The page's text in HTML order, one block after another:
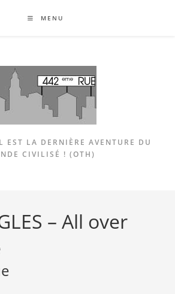
MENU
EST LA DERNIÈRE AVENTURE DU
CIVILISÉ ! (OTH)
– All over